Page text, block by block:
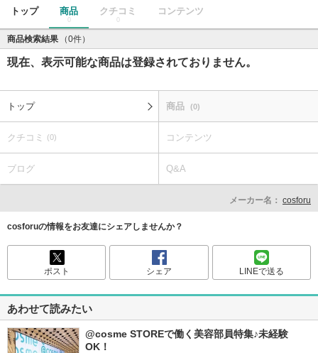
トップ 商品
0
クチコミ
0
コンテンツ
商品検索結果 （0件）
現在、表示可能な商品は登録されておりません。
トップ 商品 (0)
クチコミ (0) コンテンツ
ブログ Q&A
メーカー名： cosforu
cosforuの情報をお友達にシェアしませんか？
ポスト シェア LINEで送る
あわせて読みたい
@cosme STOREで働く美容部員特集♪未経験
OK！